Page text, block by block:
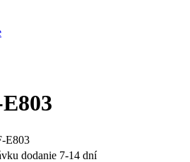
E803
dodanie 7-14 dní